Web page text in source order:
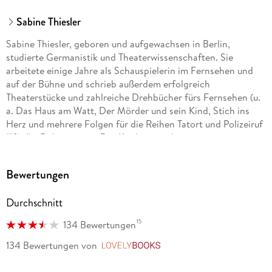
Sabine Thiesler
Sabine Thiesler, geboren und aufgewachsen in Berlin,
studierte Germanistik und Theaterwissenschaften. Sie
arbeitete einige Jahre als Schauspielerin im Fernsehen und
auf der Bühne und schrieb außerdem erfolgreich
Theaterstücke und zahlreiche Drehbücher fürs Fernsehen (u.
a. Das Haus am Watt, Der Mörder und sein Kind, Stich ins
Herz und mehrere Folgen für die Reihen Tatort und Polizeiruf
110). Ihr Debütroman »Der Kindersammler« war ein
Bewertungen
Durchschnitt
134 Bewertungen15
134 Bewertungen von